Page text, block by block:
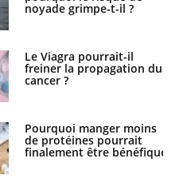
noyade grimpe-t-il ?
Le Viagra pourrait-il
freiner la propagation du
cancer ?
Pourquoi manger moins
de protéines pourrait
finalement être bénéfique
Le smartphone nuit-il à
l'apprentissage de la
lecture ?
Mordue par une tique en
vacances, elle reste dans
le coma pendant 42 jours